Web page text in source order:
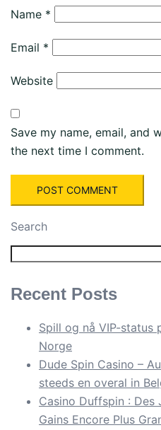
Name *
Email *
Website
Save my name, email, and
the next time I comment.
Search
Recent Posts
Spill og nå VIP-status
Norge
Dude Spin Casino –
steeds en overal in
Casino Duffspin : Des
Gains Encore Plus